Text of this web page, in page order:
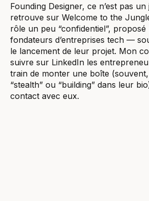
Founding Designer, ce n’est pas un
retrouve sur Welcome to the
rôle un peu “confidentiel”, proposé
fondateurs d’entreprises tech —
le lancement de leur projet. Mon
suivre sur LinkedIn les
train de monter une boîte
“stealth” ou “building” dans leur
contact avec eux.